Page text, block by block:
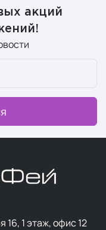
акций
16, 1 этаж, офис 12